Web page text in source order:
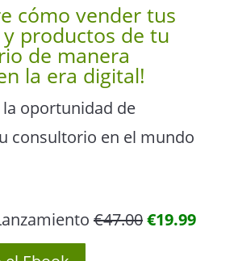
cómo vender tus
productos de tu
de manera
la era digital!
oportunidad de
consultorio en el mundo
€47.00€19.99